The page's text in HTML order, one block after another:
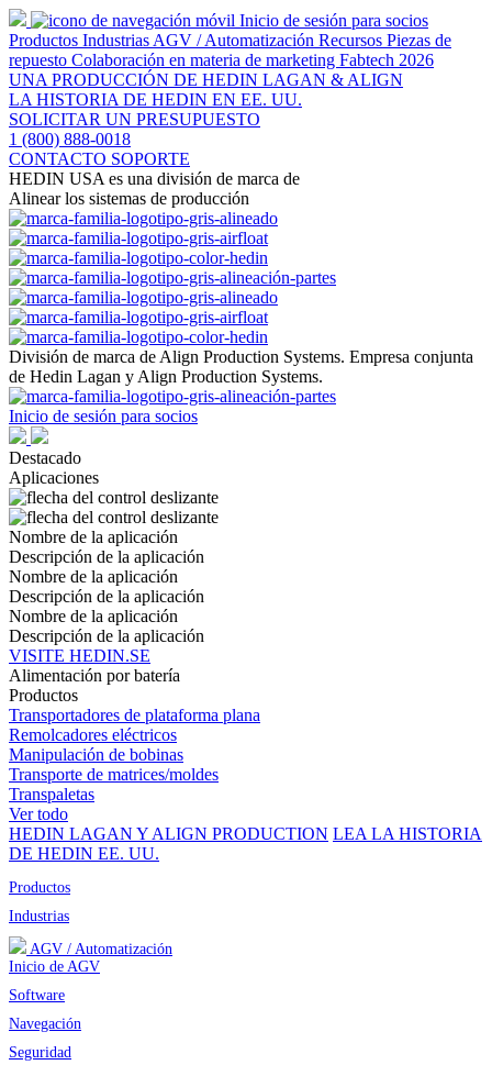
Inicio de sesión para socios
Productos Industrias AGV / Automatización Recursos Piezas de
repuesto Colaboración en materia de marketing Fabtech 2026
UNA PRODUCCIÓN DE HEDIN LAGAN & ALIGN
LA HISTORIA DE HEDIN EN EE. UU.
SOLICITAR UN PRESUPUESTO
1 (800) 888-0018
CONTACTO SOPORTE
HEDIN USA es una división de marca de
Alinear los sistemas de producción
Ir
al
contenido
División de marca de Align Production Systems. Empresa conjunta
de Hedin Lagan y Align Production Systems.
Inicio de sesión para socios
Destacado
Aplicaciones
Nombre de la aplicación
Descripción de la aplicación
Nombre de la aplicación
Descripción de la aplicación
Nombre de la aplicación
Descripción de la aplicación
VISITE HEDIN.SE
Alimentación por batería
Productos
Transportadores de plataforma plana
Remolcadores eléctricos
Manipulación de bobinas
Transporte de matrices/moldes
Transpaletas
Ver todo
HEDIN LAGAN Y ALIGN PRODUCTION LEA LA HISTORIA
DE HEDIN EE. UU.
Productos
Industrias
AGV / Automatización
Inicio de AGV
Software
Navegación
Seguridad